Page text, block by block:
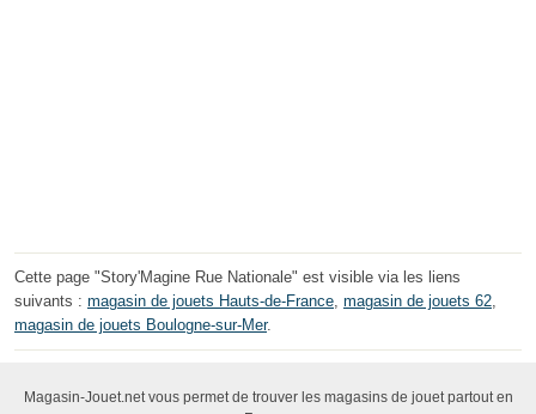
Cette page "Story'Magine Rue Nationale" est visible via les liens
suivants : magasin de jouets Hauts-de-France, magasin de jouets 62,
magasin de jouets Boulogne-sur-Mer.
Magasin-Jouet.net vous permet de trouver les magasins de jouet partout en